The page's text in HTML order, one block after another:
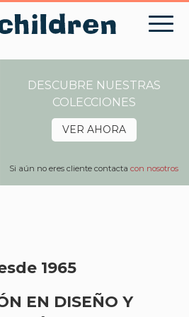
DESCUBRE NUESTRAS
COLECCIONES
VER AHORA
Si aún no eres cliente contactacon nosotros
1965
EN DISEÑO Y